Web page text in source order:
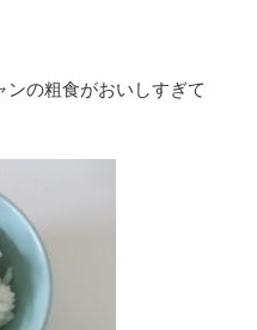
の粗食がおいしすぎて